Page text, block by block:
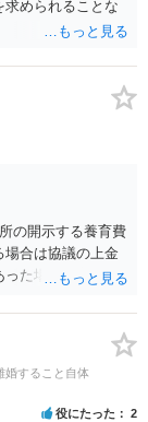
められることな
の開示する養育費
場合は協議の上金
った場合に変更し
る」と「通知義務
事は相手に通知が
の見直しは適宜出
のとおりかと思
ので毎年見直す
婚すること自体
役にたった 2